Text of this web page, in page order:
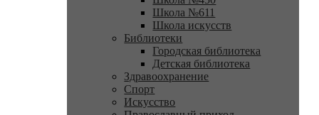
Школа №611
Школа искусств
Библиотеки
Городская библиотека
Детская библиотека
Здравоохранение
Спорт
Искусство